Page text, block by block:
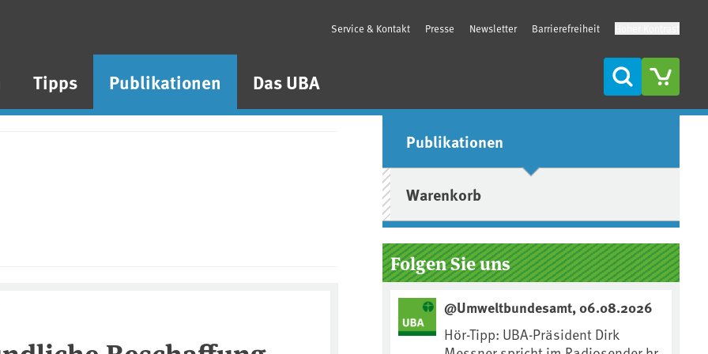
Tipps Publikationen Das UBA
Service & Kontakt Presse Newsletter Barrierefreiheit
Suche
Seitenleiste
Publikationen
Warenkorb
Folgen Sie uns
@Umweltbundesamt, 06.08.2026
Hör-Tipp: UBA-Präsident Dirk